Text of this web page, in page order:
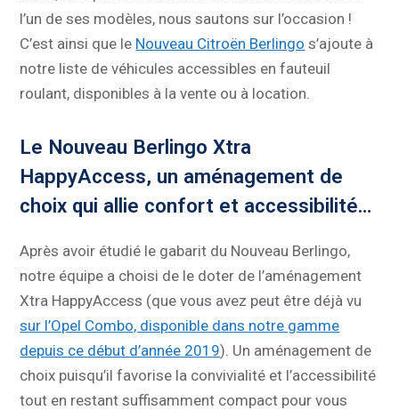
l’un de ses modèles, nous sautons sur l’occasion !
C’est ainsi que le Nouveau Citroën Berlingo s’ajoute à
notre liste de véhicules accessibles en fauteuil
roulant, disponibles à la vente ou à location.
Le Nouveau Berlingo Xtra
HappyAccess, un aménagement de
choix qui allie confort et accessibilité…
Après avoir étudié le gabarit du Nouveau Berlingo,
notre équipe a choisi de le doter de l’aménagement
Xtra HappyAccess (que vous avez peut être déjà vu
sur l’Opel Combo, disponible dans notre gamme
depuis ce début d’année 2019). Un aménagement de
choix puisqu’il favorise la convivialité et l’accessibilité
tout en restant suffisamment compact pour vous